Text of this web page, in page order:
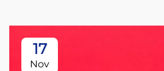
17
Nov